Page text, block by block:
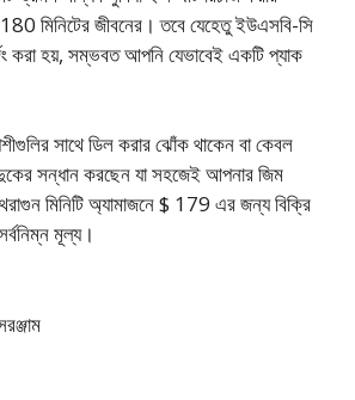
মিনিটের জীবনের। তবে যেহেতু ইউএসবি-সি
করা হয়, সম্ভবত আপনি যেভাবেই একটি প্যাক
সাথে ডিল করার ঝোঁক থাকেন বা কেবল
সন্ধান করছেন যা সহজেই আপনার জিম
মিনিটি অ্যামাজনে $ 179 এর জন্য বিক্রি
মূল্য।